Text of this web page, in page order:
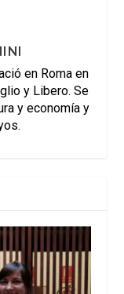
en Roma en
y Libero. Se
y economía y